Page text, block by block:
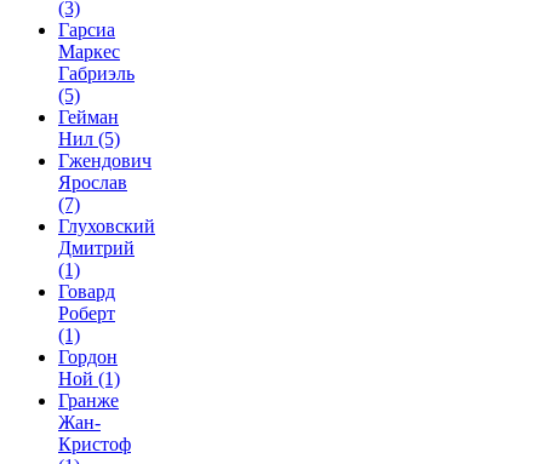
(3)
Гарсиа
Маркес
Габриэль
(5)
Гейман
Нил (5)
Гжендович
Ярослав
(7)
Глуховский
Дмитрий
(1)
Говард
Роберт
(1)
Гордон
Ной (1)
Гранже
Жан-
Кристоф